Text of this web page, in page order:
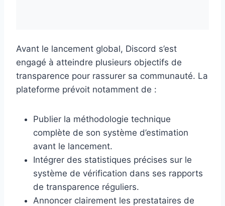
Avant le lancement global, Discord s’est
engagé à atteindre plusieurs objectifs de
transparence pour rassurer sa communauté. La
plateforme prévoit notamment de :
Publier la méthodologie technique
complète de son système d’estimation
avant le lancement.
Intégrer des statistiques précises sur le
système de vérification dans ses rapports
de transparence réguliers.
Annoncer clairement les prestataires de